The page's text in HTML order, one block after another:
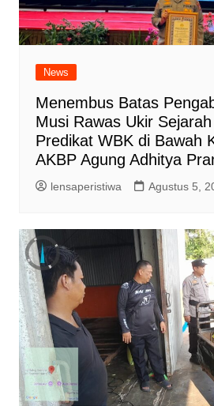
News
Menembus Batas
Musi Rawas Ukir
Predikat WBK di Bawah
AKBP Agung Adhitya
lensaperistiwa Agustus 5,